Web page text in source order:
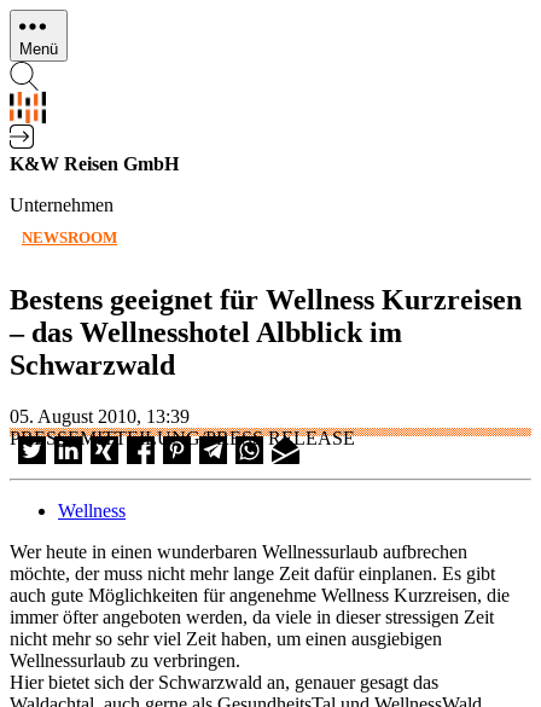
Direkt
zum
Inhalt
Menü
K&W Reisen GmbH
Unternehmen
NEWSROOM
Bestens geeignet für Wellness Kurzreisen
– das Wellnesshotel Albblick im
Schwarzwald
05. August 2010, 13:39
PRESSEMITTEILUNG/PRESS RELEASE
Wellness
Wer heute in einen wunderbaren Wellnessurlaub aufbrechen
möchte, der muss nicht mehr lange Zeit dafür einplanen. Es gibt
auch gute Möglichkeiten für angenehme Wellness Kurzreisen, die
immer öfter angeboten werden, da viele in dieser stressigen Zeit
nicht mehr so sehr viel Zeit haben, um einen ausgiebigen
Wellnessurlaub zu verbringen.
Hier bietet sich der Schwarzwald an, genauer gesagt das